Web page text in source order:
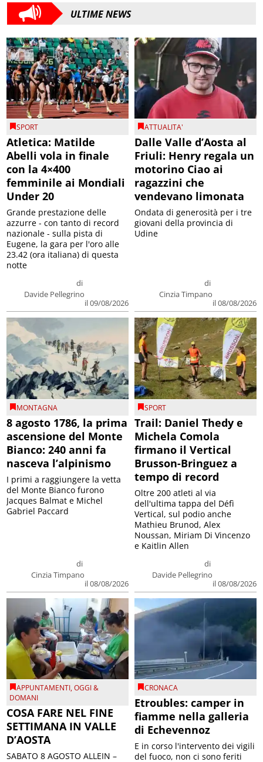
ULTIME NEWS
SPORT
Atletica: Matilde
Abelli vola in finale
con la 4×400
femminile ai Mondiali
Under 20
di
Davide Pellegrino
il 09/08/2026
Grande prestazione delle
azzurre - con tanto di record
nazionale - sulla pista di
Eugene, la gara per l'oro alle
23.42 (ora italiana) di questa
notte
ATTUALITA'
Dalle Valle d’Aosta al
Friuli: Henry regala un
motorino Ciao ai
ragazzini che
vendevano limonata
di
Cinzia Timpano
il 08/08/2026
Ondata di generosità per i tre
giovani della provincia di
Udine
MONTAGNA
8 agosto 1786, la prima
ascensione del Monte
Bianco: 240 anni fa
nasceva l’alpinismo
di
Cinzia Timpano
il 08/08/2026
I primi a raggiungere la vetta
del Monte Bianco furono
Jacques Balmat e Michel
Gabriel Paccard
SPORT
Trail: Daniel Thedy e
Michela Comola
firmano il Vertical
Brusson-Bringuez a
tempo di record
di
Davide Pellegrino
il 08/08/2026
Oltre 200 atleti al via
dell'ultima tappa del Défì
Vertical, sul podio anche
Mathieu Brunod, Alex
Noussan, Miriam Di Vincenzo
e Kaitlin Allen
APPUNTAMENTI,OGGI &
DOMANI
COSA FARE NEL FINE
SETTIMANA IN VALLE
D’AOSTA
SABATO 8 AGOSTO ALLEIN –
CRONACA
Etroubles: camper in
fiamme nella galleria
di Echevennoz
E in corso l'intervento dei vigili
del fuoco, non ci sono feriti